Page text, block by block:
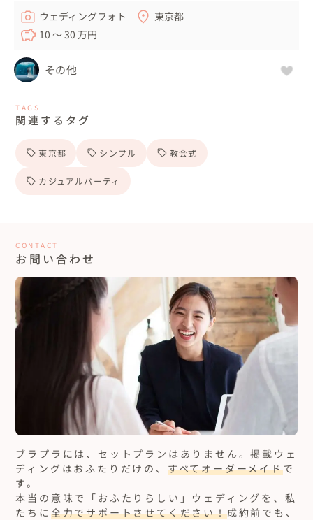
ウェディングフォト
東京都
10 〜 30 万円
その他
TAGS
関連するタグ
東京都 シンプル 教会式
カジュアルパーティ
CONTACT
お問い合わせ
ブラプラには、セットプランはありません。掲載ウェ
ディングはおふたりだけの、 すべてオーダーメイドで
す。
本当の意味で「おふたりらしい」ウェディングを、私
たちに 全力でサポートさせてください！成約前でも、